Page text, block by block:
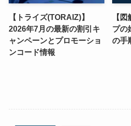
【トライズ(TORAIZ)】
2026年7月の最新の割引キ
ャンペーンとプロモーショ
ンコード情報
【
プの
の手